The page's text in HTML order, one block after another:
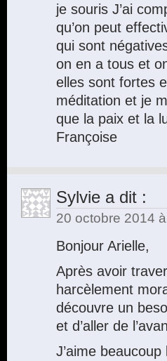
je souris J’ai
qu’on peut
qui sont
on en a tous et
elles sont fortes
méditation et je
que la paix et la
Françoise
Sylvie a dit :
20 octobre 2014
Bonjour Arielle,
Après avoir
harcèlement
découvre un
et d’aller de
J’aime